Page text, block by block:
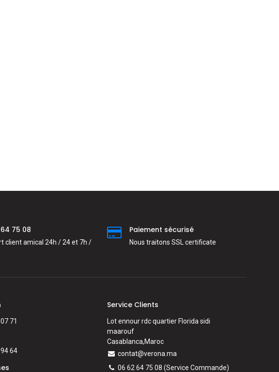
75 08
client amical 24h / 24 et 7h /
Paiement sécurisé
Nous traitons SSL сertificate
71
64
Service Clients
Lot ennour rdc quartier Florida sidi
maarouf
Casablanca,Maroc
contat@verona.ma
06 62 64 75 08 (Service Commande)